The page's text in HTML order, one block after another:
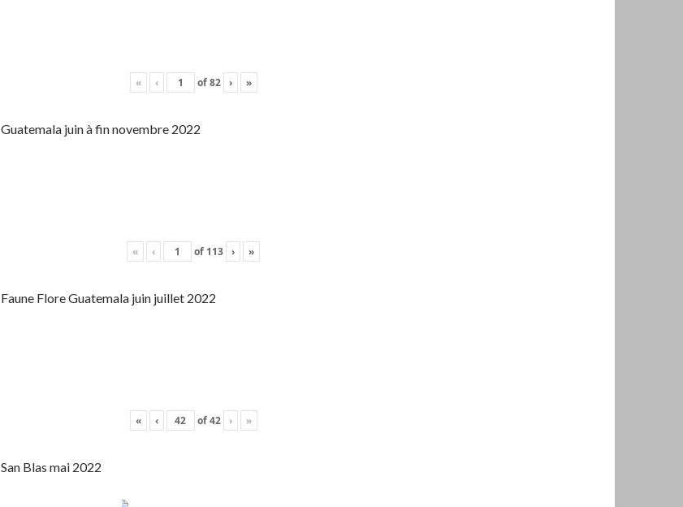
« ‹ of82 › »
Guatemala juin à fin novembre 2022
« ‹ of 113 › »
Faune Flore Guatemala juin juillet 2022
« ‹ of42 › »
San Blas mai 2022